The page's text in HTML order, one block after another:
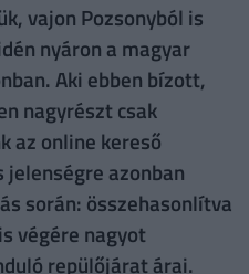
vajon Pozsonyból is
nyáron a magyar
Aki ebben bízott,
nagyrészt csak
az online kereső
azonban
során: összehasonlítva
végére nagyot
repülőjárat árai.